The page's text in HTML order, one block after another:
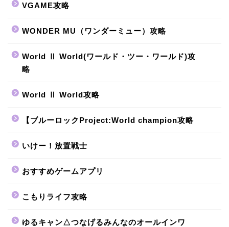
VGAME攻略
WONDER MU（ワンダーミュー）攻略
World Ⅱ World(ワールド・ツー・ワールド)攻
略
World Ⅱ World攻略
【ブルーロックProject:World champion攻略
いけー！放置戦士
おすすめゲームアプリ
こもりライフ攻略
ゆるキャン△つなげるみんなのオールインワ